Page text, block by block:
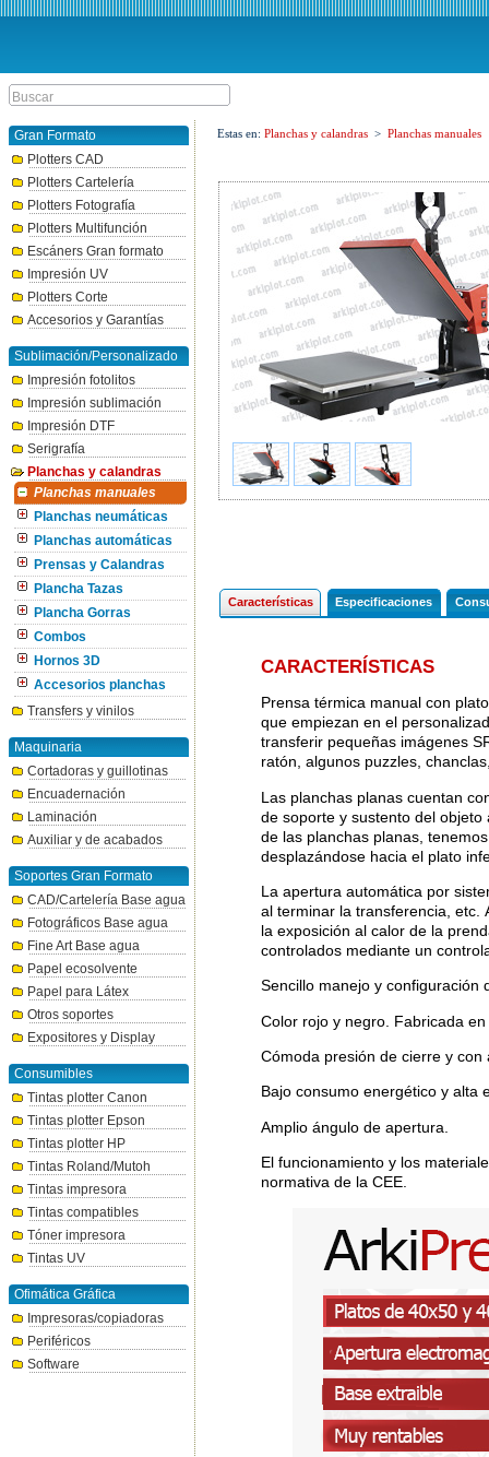
Gran Formato
Plotters CAD
Plotters Cartelería
Plotters Fotografía
Plotters Multifunción
Escáners Gran formato
Impresión UV
Plotters Corte
Accesorios y Garantías
Sublimación/Personalizado
Impresión fotolitos
Impresión sublimación
Impresión DTF
Serigrafía
Planchas y calandras
Planchas manuales
Planchas neumáticas
Planchas automáticas
Prensas y Calandras
Plancha Tazas
Plancha Gorras
Combos
Hornos 3D
Accesorios planchas
Transfers y vinilos
Maquinaria
Cortadoras y guillotinas
Encuadernación
Laminación
Auxiliar y de acabados
Soportes Gran Formato
CAD/Cartelería Base agua
Fotográficos Base agua
Fine Art Base agua
Papel ecosolvente
Papel para Látex
Otros soportes
Expositores y Display
Consumibles
Tintas plotter Canon
Tintas plotter Epson
Tintas plotter HP
Tintas Roland/Mutoh
Tintas impresora
Tintas compatibles
Tóner impresora
Tintas UV
Ofimática Gráfica
Impresoras/copiadoras
Periféricos
Software
Estas en: Planchas y calandras > Planchas manuales
Características Especificaciones
CARACTERÍSTICAS
Prensa térmica manual con
que empiezan en el
transferir pequeñas imágenes
ratón, algunos puzzles,
Las planchas planas cuentan
de soporte y sustento del
de las planchas planas,
desplazándose hacia el plato
La apertura automática por
al terminar la transferencia, etc.
la exposición al calor de la
controlados mediante un
Sencillo manejo y configuración
Color rojo y negro. Fabricada
Cómoda presión de cierre y
Bajo consumo energético y alta
Amplio ángulo de apertura.
El funcionamiento y los
normativa de la CEE.